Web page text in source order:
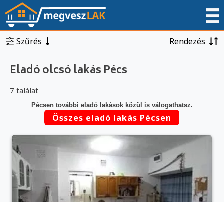
Szűrés Rendezés
Eladó olcsó lakás Pécs
7 találat
Pécsen további eladó lakások közül is válogathatsz.
Összes eladó lakás Pécsen